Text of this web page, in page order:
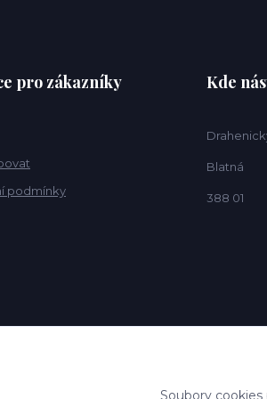
pro zákazníky
podmínky
Kde
Blatná
388 01
Soubory